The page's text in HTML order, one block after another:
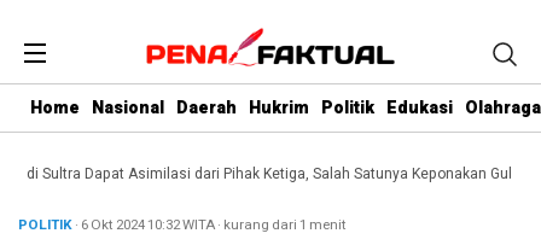
Home Nasional Daerah Hukrim Politik Edukasi Olahraga
Dapat Asimilasi dari Pihak Ketiga, Salah Satunya Keponakan Gubernur
POLITIK· 6 Okt 202410:32WITA· kurang dari 1 menit